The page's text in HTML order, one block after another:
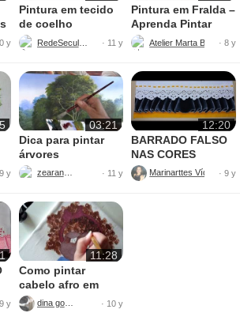
y
Pintura em tecido
de coelho
RedeSeculo21 · 11 y
Pintura em Fralda –
Aprenda Pintar
Ursinha
Atelier Marta Beatriz· 8 y
y
03:21
Dica para pintar
árvores
zearantes · 11 y
12:20
BARRADO FALSO
NAS CORES
AMARELO E
PRETO
· 9 y
y
11:28
Como pintar
cabelo afro em
tecido
dina gomes · 10 y